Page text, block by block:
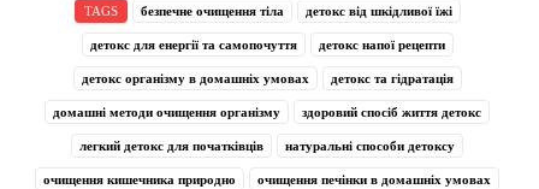
TAGS безпечне очищення тіла детокс від шкідливої їжі
детокс для енергії та самопочуття детокс напої рецепти
детокс організму в домашніх умовах детокс та гідратація
домашні методи очищення організму здоровий спосіб життя детокс
легкий детокс для початківців натуральні способи детоксу
очищення кишечника природно очищення печінки в домашніх умовах